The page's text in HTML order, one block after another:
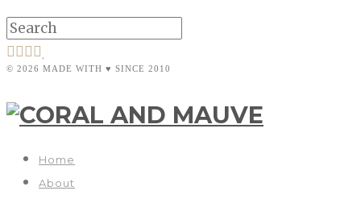
© 2026 MADE WITH ♥ SINCE 2010
Home
About